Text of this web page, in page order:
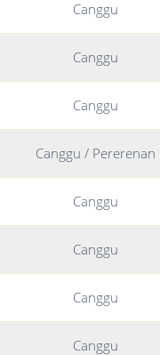
Canggu
Canggu
Canggu
Canggu / Pererenan
Canggu
Canggu
Canggu
Canggu